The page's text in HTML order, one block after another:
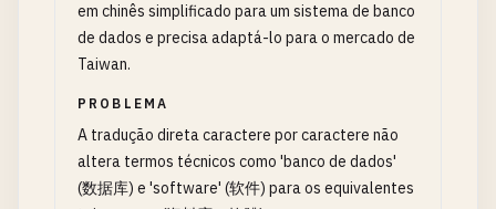
em chinês simplificado para um sistema de banco
de dados e precisa adaptá-lo para o mercado de
Taiwan.
PROBLEMA
A tradução direta caractere por caractere não
altera termos técnicos como 'banco de dados'
(数据库) e 'software' (软件) para os equivalentes